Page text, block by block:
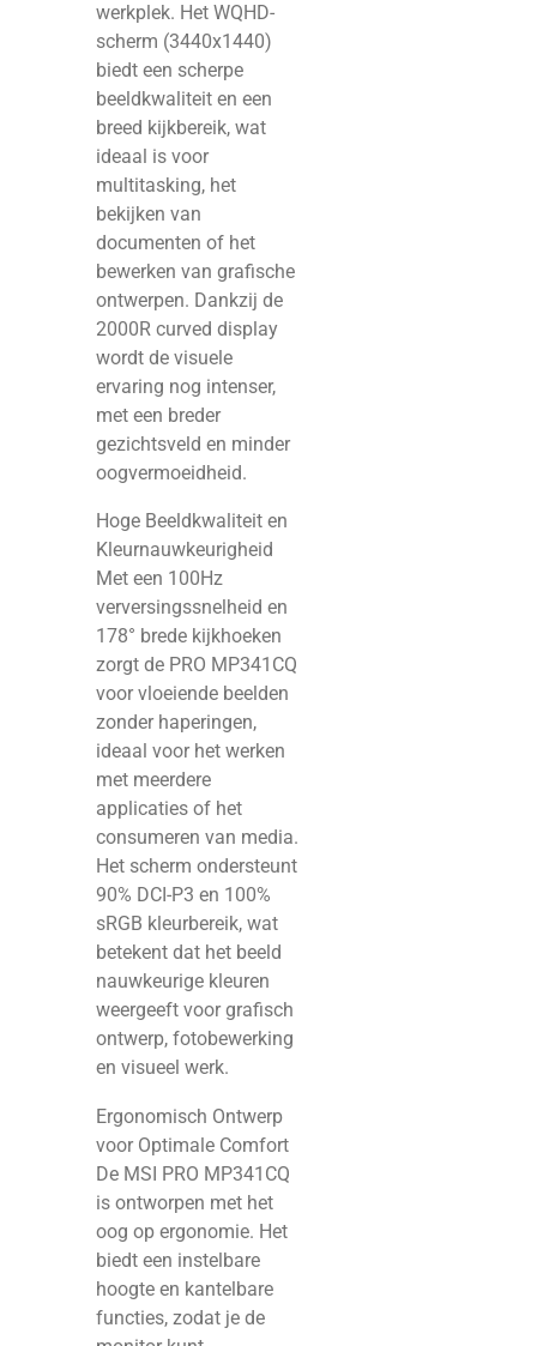
werkplek. Het WQHD-
scherm (3440x1440)
biedt een scherpe
beeldkwaliteit en een
breed kijkbereik, wat
ideaal is voor
multitasking, het
bekijken van
documenten of het
bewerken van grafische
ontwerpen. Dankzij de
2000R curved display
wordt de visuele
ervaring nog intenser,
met een breder
gezichtsveld en minder
oogvermoeidheid.
Hoge Beeldkwaliteit en
Kleurnauwkeurigheid
Met een 100Hz
verversingssnelheid en
178° brede kijkhoeken
zorgt de PRO MP341CQ
voor vloeiende beelden
zonder haperingen,
ideaal voor het werken
met meerdere
applicaties of het
consumeren van media.
Het scherm ondersteunt
90% DCI-P3 en 100%
sRGB kleurbereik, wat
betekent dat het beeld
nauwkeurige kleuren
weergeeft voor grafisch
ontwerp, fotobewerking
en visueel werk.
Ergonomisch Ontwerp
voor Optimale Comfort
De MSI PRO MP341CQ
is ontworpen met het
oog op ergonomie. Het
biedt een instelbare
hoogte en kantelbare
functies, zodat je de